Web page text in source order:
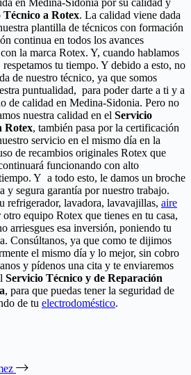
en Medina-Sidonia por su calidad y
Técnico a Rotex. La calidad viene dada
plantilla de técnicos con formación
continua en todos los avances
la marca Rotex. Y, cuando hablamos
tu tiempo. Y debido a esto, no
de nuestro técnico, ya que somos
puntualidad, para poder darte a ti y a
de calidad en Medina-Sidonia. Pero no
nuestra calidad en el Servicio
Rotex, también pasa por la certificación
servicio en el mismo día en la
de recambios originales Rotex que
funcionando con alto
Y a todo esto, le damos un broche
y segura garantía por nuestro trabajo.
refrigerador, lavadora, lavavajillas, aire
equipo Rotex que tienes en tu casa,
arriesgues esa inversión, poniendo tu
Consúltanos, ya que como te dijimos
el mismo día y lo mejor, sin cobro
y pídenos una cita y te enviaremos
Servicio Técnico y de Reparación
, para que puedas tener la seguridad de
de tu electrodoméstico.